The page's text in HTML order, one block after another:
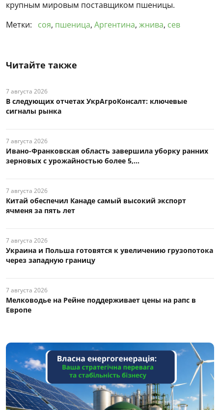
крупным мировым поставщиком пшеницы.
Метки:
соя, пшеница, Аргентина, жнива, сев
Читайте также
7 августа 2026
В следующих отчетах УкрАгроКонсалт: ключевые
сигналы рынка
7 августа 2026
Ивано-Франковская область завершила уборку ранних
зерновых с урожайностью более 5,...
7 августа 2026
Китай обеспечил Канаде самый высокий экспорт
ячменя за пять лет
7 августа 2026
Украина и Польша готовятся к увеличению грузопотока
через западную границу
7 августа 2026
Мелководье на Рейне поддерживает цены на рапс в
Европе